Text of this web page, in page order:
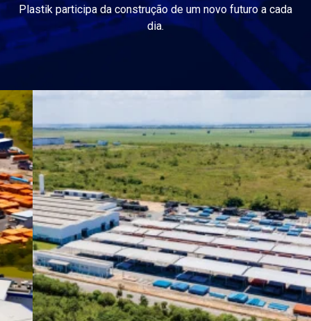
Plastik participa da construção de um novo futuro a cada
dia.